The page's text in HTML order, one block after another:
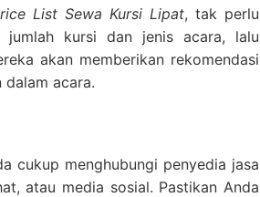
List Sewa Kursi Lipat, tak perlu
jumlah kursi dan jenis acara, lalu
akan memberikan rekomendasi
acara.
cukup menghubungi penyedia jasa
atau media sosial. Pastikan Anda